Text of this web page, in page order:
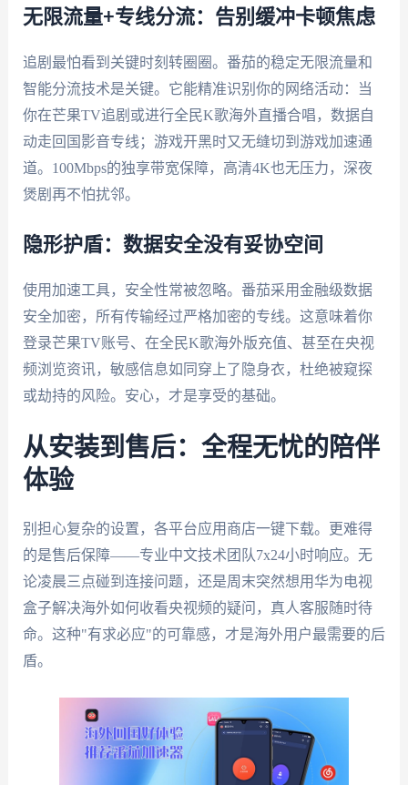
无限流量+专线分流：告别缓冲卡顿焦虑
追剧最怕看到关键时刻转圈圈。番茄的稳定无限流量和
智能分流技术是关键。它能精准识别你的网络活动：当
你在芒果TV追剧或进行全民K歌海外直播合唱，数据自
动走回国影音专线；游戏开黑时又无缝切到游戏加速通
道。100Mbps的独享带宽保障，高清4K也无压力，深夜
煲剧再不怕扰邻。
隐形护盾：数据安全没有妥协空间
使用加速工具，安全性常被忽略。番茄采用金融级数据
安全加密，所有传输经过严格加密的专线。这意味着你
登录芒果TV账号、在全民K歌海外版充值、甚至在央视
频浏览资讯，敏感信息如同穿上了隐身衣，杜绝被窥探
或劫持的风险。安心，才是享受的基础。
从安装到售后：全程无忧的陪伴
体验
别担心复杂的设置，各平台应用商店一键下载。更难得
的是售后保障——专业中文技术团队7x24小时响应。无
论凌晨三点碰到连接问题，还是周末突然想用华为电视
盒子解决海外如何收看央视频的疑问，真人客服随时待
命。这种"有求必应"的可靠感，才是海外用户最需要的后
盾。